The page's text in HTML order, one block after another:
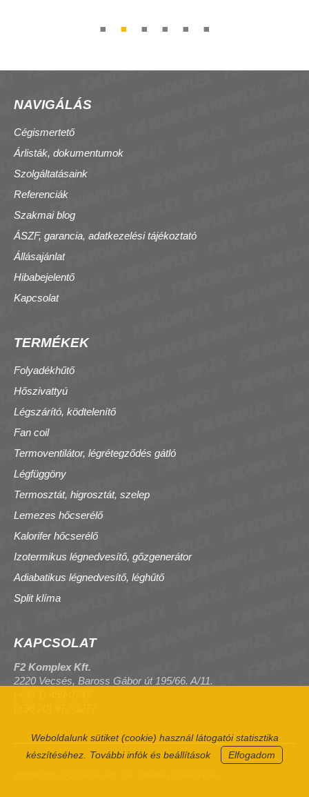
Weboldalunk sütiket (cookie) használ látogatói statisztika
készítéséhez.
További infók és beállítások Elfogadom
NAVIGÁLÁS
Cégismertető
Árlisták, dokumentumok
Szolgáltatásaink
Referenciák
Szakmai blog
ÁSZF, garancia, adatkezelési tájékoztató
Állásajánlat
Hibabejelentő
Kapcsolat
TERMÉKEK
Folyadékhűtő
Hőszivattyú
Légszárító, ködtelenítő
Fan coil
Termoventilátor, légrétegződés gátló
Légfüggöny
Termosztát, higrosztát, szelep
Lemezes hőcserélő
Kalorifer hőcserélő
Izotermikus légnedvesítő, gőzgenerátor
Adiabatikus légnedvesítő, léghűtő
Split klíma
KAPCSOLAT
F2 Komplex Kft.
2220 Vecsés, Baross Gábor út 195/66. A/11.